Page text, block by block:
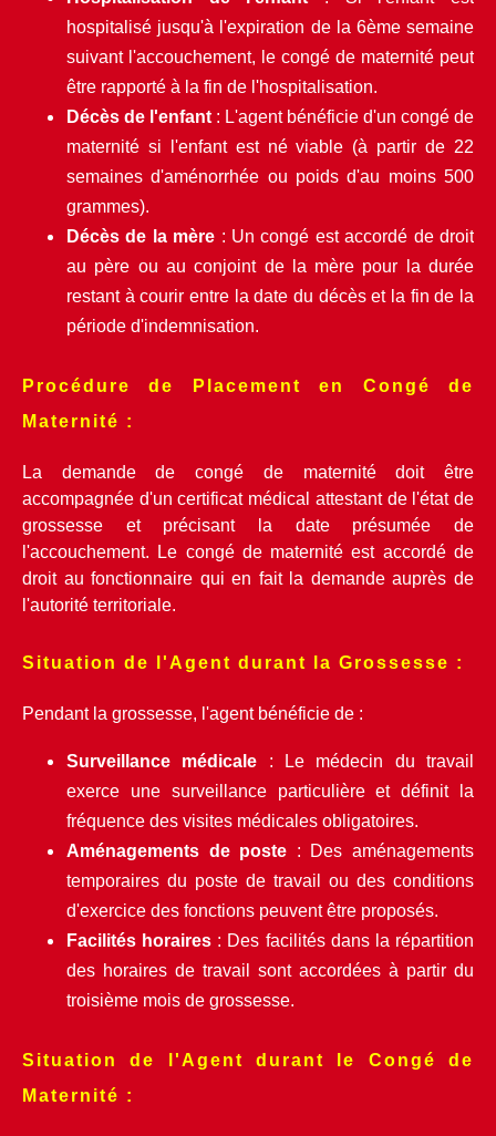
hospitalisé jusqu'à l'expiration de la 6ème semaine
suivant l'accouchement, le congé de maternité peut
être rapporté à la fin de l'hospitalisation.
Décès de l'enfant : L'agent bénéficie d'un congé de
maternité si l'enfant est né viable (à partir de 22
semaines d'aménorrhée ou poids d'au moins 500
grammes).
Décès de la mère : Un congé est accordé de droit
au père ou au conjoint de la mère pour la durée
restant à courir entre la date du décès et la fin de la
période d'indemnisation.
Procédure de Placement en Congé de
Maternité :
La demande de congé de maternité doit être
accompagnée d'un certificat médical attestant de l'état de
grossesse et précisant la date présumée de
l'accouchement. Le congé de maternité est accordé de
droit au fonctionnaire qui en fait la demande auprès de
l'autorité territoriale.
Situation de l'Agent durant la Grossesse :
Pendant la grossesse, l'agent bénéficie de :
Surveillance médicale : Le médecin du travail
exerce une surveillance particulière et définit la
fréquence des visites médicales obligatoires.
Aménagements de poste : Des aménagements
temporaires du poste de travail ou des conditions
d'exercice des fonctions peuvent être proposés.
Facilités horaires : Des facilités dans la répartition
des horaires de travail sont accordées à partir du
troisième mois de grossesse.
Situation de l'Agent durant le Congé de
Maternité :